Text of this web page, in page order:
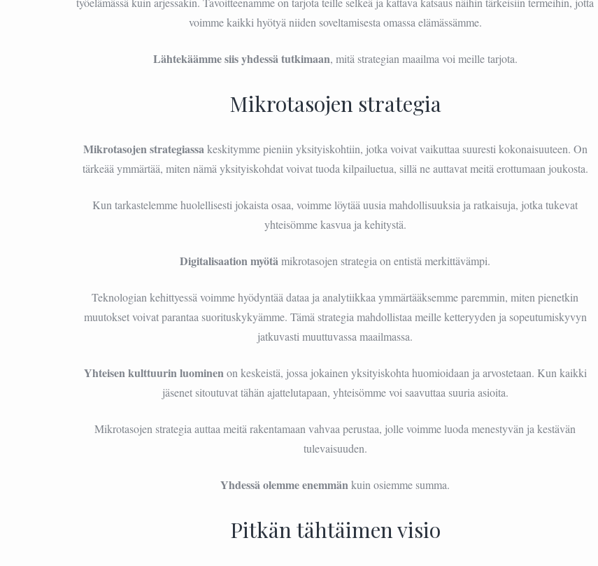
voimme kaikki hyötyä niiden soveltamisesta omassa elämässämme.
Lähtekäämme siis yhdessä tutkimaan, mitä strategian maailma voi meille tarjota.
Mikrotasojen strategia
Mikrotasojen strategiassakeskitymme pieniin yksityiskohtiin, jotka voivat vaikuttaa suuresti kokonaisuuteen. On
tärkeää ymmärtää, miten nämä yksityiskohdat voivat tuoda kilpailuetua, sillä ne auttavat meitä erottumaan joukosta.
Kun tarkastelemme huolellisesti jokaista osaa, voimme löytää uusia mahdollisuuksia ja ratkaisuja, jotka tukevat
yhteisömme kasvua ja kehitystä.
Digitalisaation myötämikrotasojen strategia on entistä merkittävämpi.
Teknologian kehittyessä voimme hyödyntää dataa ja analytiikkaa ymmärtääksemme paremmin, miten pienetkin
muutokset voivat parantaa suorituskykyämme. Tämä strategia mahdollistaa meille ketteryyden ja sopeutumiskyvyn
jatkuvasti muuttuvassa maailmassa.
Yhteisen kulttuurin luominenon keskeistä, jossa jokainen yksityiskohta huomioidaan ja arvostetaan. Kun kaikki
jäsenet sitoutuvat tähän ajattelutapaan, yhteisömme voi saavuttaa suuria asioita.
Mikrotasojen strategia auttaa meitä rakentamaan vahvaa perustaa, jolle voimme luoda menestyvän ja kestävän
tulevaisuuden.
Yhdessä olemme enemmänkuin osiemme summa.
Pitkän tähtäimen visio